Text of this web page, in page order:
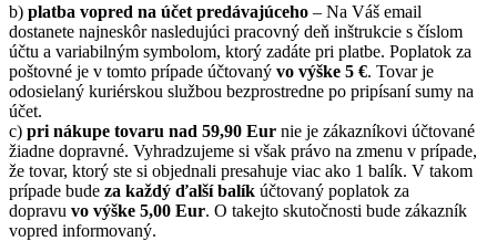
b) platba vopred na účet predávajúceho – Na Váš email
dostanete najneskôr nasledujúci pracovný deň inštrukcie s číslom
účtu a variabilným symbolom, ktorý zadáte pri platbe. Poplatok za
poštovné je v tomto prípade účtovaný vo výške 5 €. Tovar je
odosielaný kuriérskou službou bezprostredne po pripísaní sumy na
účet.
c) pri nákupe tovaru nad 59,90 Eur nie je zákazníkovi účtované
žiadne dopravné. Vyhradzujeme si však právo na zmenu v prípade,
že tovar, ktorý ste si objednali presahuje viac ako 1 balík. V takom
prípade bude za každý ďalší balík účtovaný poplatok za
dopravu vo výške 5,00 Eur. O takejto skutočnosti bude zákazník
vopred informovaný.